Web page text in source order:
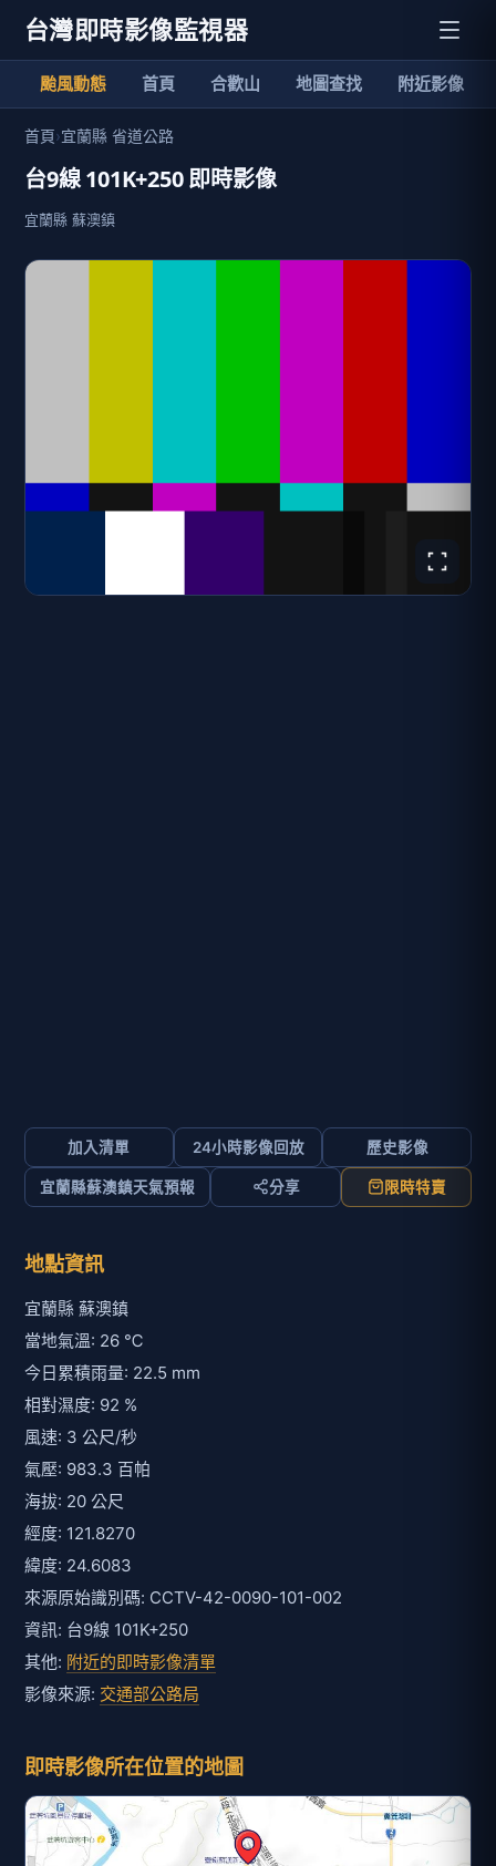
台灣即時影像監視器
颱風動態 首頁 合歡山 地圖查找 附近影像
首頁›宜蘭縣 省道公路
台9線 101K+250 即時影像
宜蘭縣 蘇澳鎮
加入清單 24小時影像回放 歷史影像
宜蘭縣蘇澳鎮天氣預報 分享 限時特賣
地點資訊
宜蘭縣 蘇澳鎮
當地氣溫: 26 ℃
今日累積雨量: 22.5 mm
相對濕度: 92 %
風速: 3 公尺/秒
氣壓: 983.3 百帕
海拔: 20 公尺
經度: 121.8270
緯度: 24.6083
來源原始識別碼: CCTV-42-0090-101-002
資訊: 台9線 101K+250
其他: 附近的即時影像清單
影像來源: 交通部公路局
即時影像所在位置的地圖